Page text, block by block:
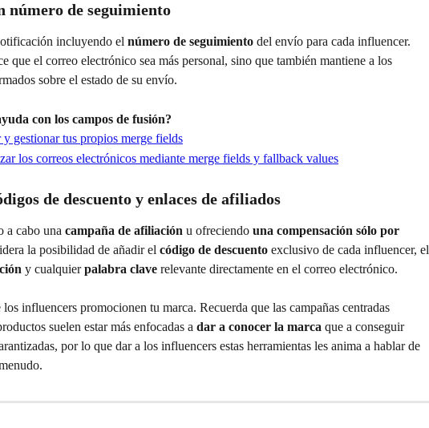
número de seguimiento
incluyendo el número de seguimiento del envío para cada influencer.
que el correo electrónico sea más personal, sino que también mantiene a los
sobre el estado de su envío.
con los campos de fusión?
y gestionar tus propios merge fields
los correos electrónicos mediante merge fields y fallback values
de descuento y enlaces de afiliados
a cabo una campaña de afiliación u ofreciendo una compensación sólo por
la posibilidad de añadir el código de descuento exclusivo de cada influencer, el
y cualquier palabra clave relevante directamente en el correo electrónico.
influencers promocionen tu marca. Recuerda que las campañas centradas
suelen estar más enfocadas a dar a conocer la marca que a conseguir
por lo que dar a los influencers estas herramientas les anima a hablar de